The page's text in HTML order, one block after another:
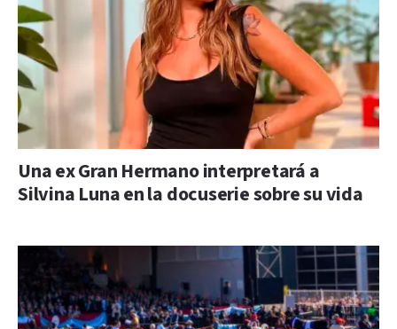
Una ex Gran Hermano interpretará a
Silvina Luna en la docuserie sobre su vida